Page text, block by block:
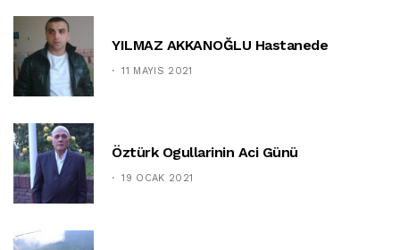
YILMAZ AKKANOĞLU Hastanede
11 MAYIS 2021
Öztürk Ogullarinin Aci Günü
19 OCAK 2021